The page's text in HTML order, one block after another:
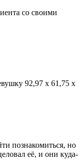
со своими
92,97 х 61,75 х
познакомиться, но
её, и они куда-